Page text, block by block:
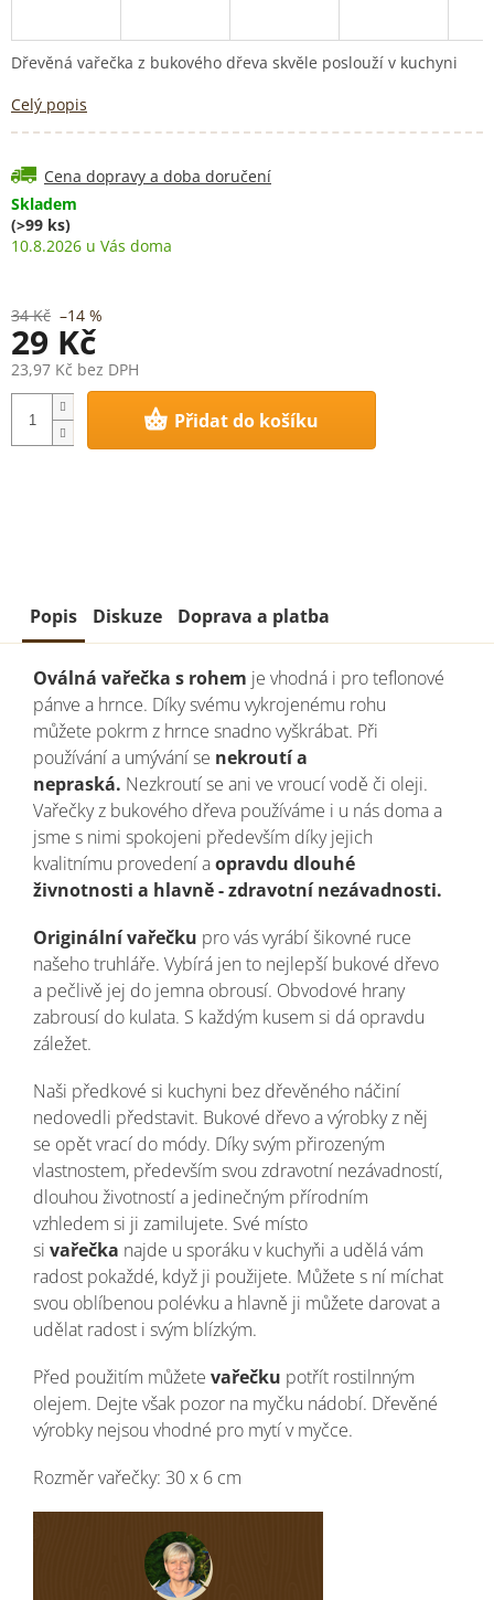
Dřevěná vařečka z bukového dřeva skvěle poslouží v kuchyni
Celý popis
Skladem
(>99 ks)
10.8.2026
Cena dopravy a doba doručení
34 Kč –14 %
29 Kč
23,97 Kč bez DPH
Měrná
cena:
Přidat do košíku
Popis Diskuze Doprava a platba
Oválná vařečka s rohem je vhodná i pro teflonové
pánve a hrnce. Díky svému vykrojenému rohu
můžete pokrm z hrnce snadno vyškrábat. Při
používání a umývání se nekroutí a
nepraská. Nezkroutí se ani ve vroucí vodě či oleji.
Vařečky z bukového dřeva používáme i u nás doma a
jsme s nimi spokojeni především díky jejich
kvalitnímu provedení aopravdu dlouhé
živnotnosti a hlavně - zdravotní nezávadnosti.
Originální vařečku pro vás vyrábí šikovné ruce
našeho truhláře. Vybírá jen to nejlepší bukové dřevo
a pečlivě jej do jemna obrousí. Obvodové hrany
zabrousí do kulata. S každým kusem si dá opravdu
záležet.
Naši předkové si kuchyni bez dřevěného náčiní
nedovedli představit. Bukové dřevo a výrobky z něj
se opět vrací do módy. Díky svým přirozeným
vlastnostem, především svou zdravotní nezávadností,
dlouhou životností a jedinečným přírodním
vzhledem si ji zamilujete. Své místo
si vařečka najde u sporáku v kuchyňi a udělá vám
radost pokaždé, když ji použijete. Můžete s ní míchat
svou oblíbenou polévku a hlavně ji můžete darovat a
udělat radost i svým blízkým.
Před použitím můžete vařečku potřít rostilnným
olejem. Dejte však pozor na myčku nádobí. Dřevěné
výrobky nejsou vhodné pro mytí v myčce.
Rozměr vařečky: 30 x 6 cm